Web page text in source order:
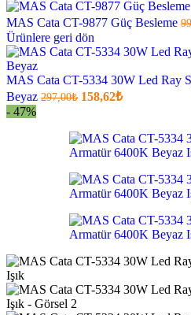
MAS Cata CT-9877 Güç Besleme
Ürünlere geri dön
MAS Cata CT-5334 30W Led Ray
Beyaz 297,00₺ Orijinal
158,62₺Şu
158,62₺
.
- 47%